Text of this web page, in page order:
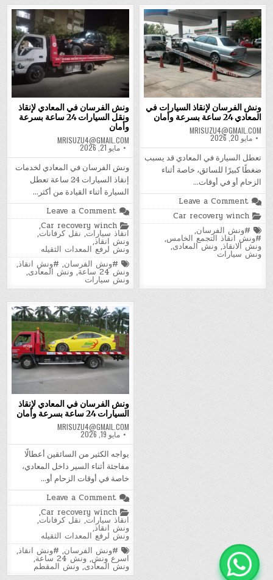
في
جميع
الأوقات
ونش الفرسان في المعادي لإنقاذ
ونقل السيارات 24 ساعة بسرعة
وأمان
MRISUZU4@GMAIL.COM
مايو 21, 2026
ونش الفرسان في المعادي لخدمات
إنقاذ السيارات 24 ساعة تعطل
السيارة أثناء القيادة من أكثر…
Leave a Comment
ونش
الفرسان
في
لإنقاذ
ونقل
السيارات
24
بسرعة
Posted
in
Car recovery winch
,
انقاذ سيارات, نقل كرفانات,
ونش انقاذ,
ونش لرفع المعدات الثقيله
Tagged
#ونش الفرسان, #ونش انقاذ,
ونش 24 ساعة ,ونش المعادى,
ونش سيارات
ونش الفرسان لإنقاذ السيارات في
المعادي 24 ساعة بسرعة وأمان
MRISUZU4@GMAIL.COM
مايو 20, 2026
تعطل السيارة في المعادي قد يسبب
ضغطًا كبيرًا للسائق، خاصة أثناء
الزحام أو في أوقات…
Leave a Comment
ونش
الفرسان
لإنقاذ
في
المعادي
Posted
in
Car recovery winch
Tagged
#ونش الفرسان,
#ونش انقاذ التجمع الخامس,
ونش الانقاذ,ونش المعادى,
ونش سيارات
ونش الفرسان في المعادي لإنقاذ
السيارات 24 ساعة بسرعة وأمان
MRISUZU4@GMAIL.COM
مايو 19, 2026
يواجه الكثير من السائقين أعطالًا
مفاجئة أثناء السير داخل المعادي،
خاصة في أوقات الزحام أو…
Leave a Comment
ونش
الفرسان
في
لإنقاذ
السيارات
24
ساعة
بسرعة
وأمان
Posted
in
Car recovery winch
,
انقاذ سيارات, نقل كرفانات,
ونش انقاذ,
ونش لرفع المعدات الثقيله
Tagged
#ونش الفرسان, #ونش انقاذ,
اسرع ونش,ونش 24 ساعة ,
ونش المعادى,ونش المقطم